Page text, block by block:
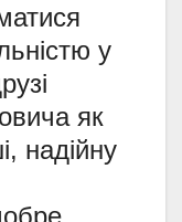
у
як
надійну